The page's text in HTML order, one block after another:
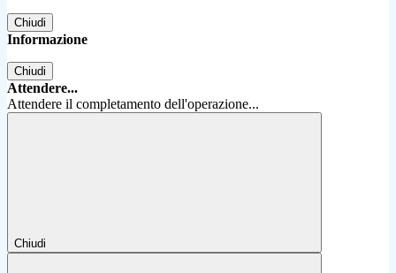
Chiudi
Informazione
Chiudi
Attendere...
Attendere il completamento dell'operazione...
Chiudi